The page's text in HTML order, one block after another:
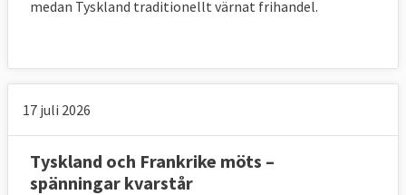
medan Tyskland traditionellt värnat frihandel.
17 juli 2026
Tyskland och Frankrike möts –
spänningar kvarstår